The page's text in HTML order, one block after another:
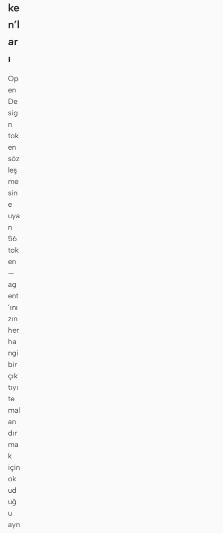
ke
n’l
ar
ı
Op
en
De
sig
n
tok
en
söz
leş
me
sin
e
uya
n
56
tok
en
—
ag
ent
’ını
zın
her
ha
ngi
bir
çık
tıyı
te
mal
an
dır
ma
k
için
ok
ud
uğ
u
ayn